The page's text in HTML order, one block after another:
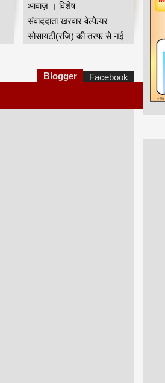
आवाज़ । विशेष
संवाददाता खरवार वेल्फेयर
सोसायटी(रजि) की तरफ से नई
Blogger Facebook